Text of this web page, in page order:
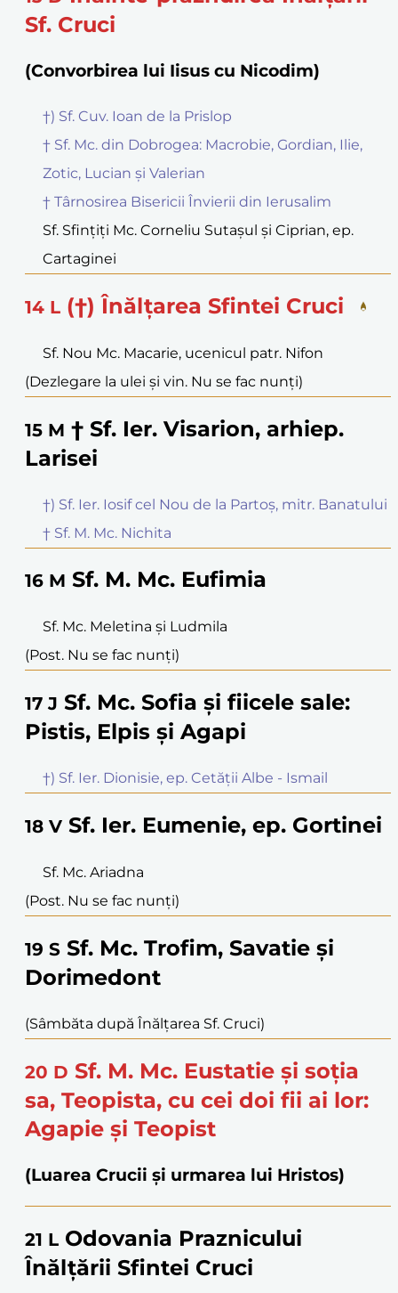
Sf. Cruci
(Convorbirea lui Iisus cu Nicodim)
†) Sf. Cuv. Ioan de la Prislop
† Sf. Mc. din Dobrogea: Macrobie, Gordian, Ilie,
Zotic, Lucian și Valerian
† Târnosirea Bisericii Învierii din Ierusalim
Sf. Sfințiți Mc. Corneliu Sutașul și Ciprian, ep.
Cartaginei
14 L (†) Înălțarea Sfintei Cruci
Sf. Nou Mc. Macarie, ucenicul patr. Nifon
(Dezlegare la ulei și vin. Nu se fac nunți)
15 M † Sf. Ier. Visarion, arhiep.
Larisei
†) Sf. Ier. Iosif cel Nou de la Partoș, mitr. Banatului
† Sf. M. Mc. Nichita
16 M Sf. M. Mc. Eufimia
Sf. Mc. Meletina și Ludmila
(Post. Nu se fac nunți)
17 J Sf. Mc. Sofia și fiicele sale:
Pistis, Elpis și Agapi
†) Sf. Ier. Dionisie, ep. Cetății Albe - Ismail
18 V Sf. Ier. Eumenie, ep. Gortinei
Sf. Mc. Ariadna
(Post. Nu se fac nunți)
19 S Sf. Mc. Trofim, Savatie și
Dorimedont
(Sâmbăta după Înălțarea Sf. Cruci)
20 D Sf. M. Mc. Eustatie și soția
sa, Teopista, cu cei doi fii ai lor:
Agapie și Teopist
(Luarea Crucii și urmarea lui Hristos)
21 L Odovania Praznicului
Înălțării Sfintei Cruci